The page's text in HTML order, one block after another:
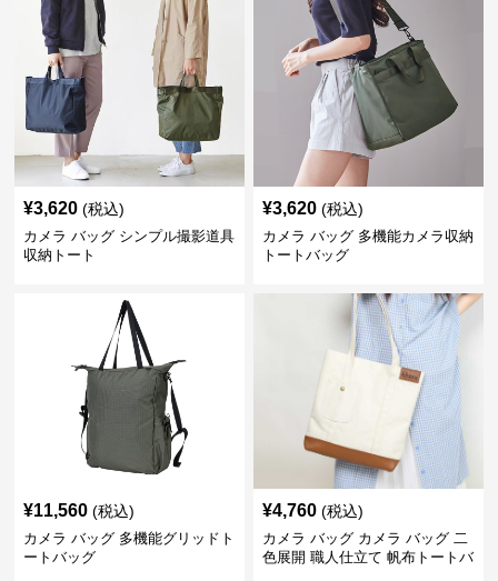
¥3,620 (税込)
カメラ バッグ シンプル撮影道具
収納トート
¥3,620 (税込)
カメラ バッグ 多機能カメラ収納
トートバッグ
¥11,560 (税込)
カメラ バッグ 多機能グリッドト
ートバッグ
¥4,760 (税込)
カメラ バッグ カメラ バッグ 二
色展開 職人仕立て 帆布トートバ